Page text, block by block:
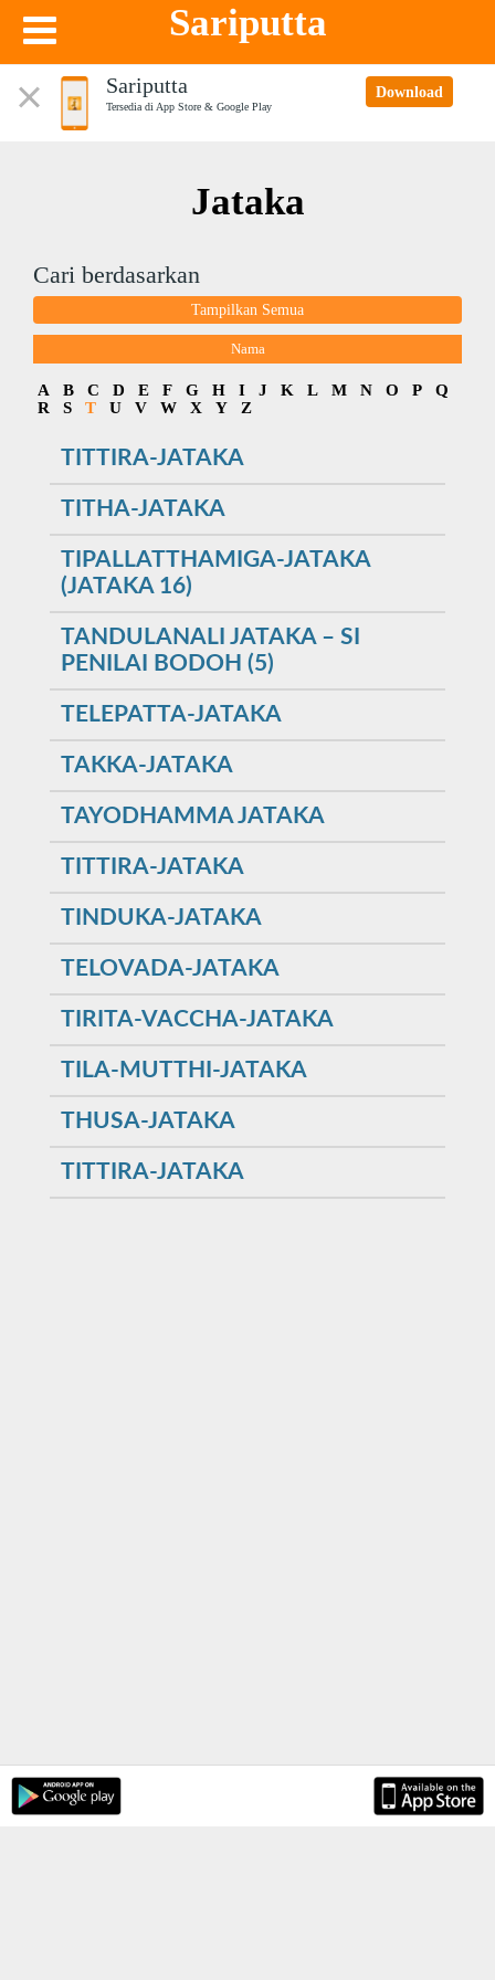
Sariputta
Sariputta
Tersedia di App Store & Google Play
Download
Jataka
Cari berdasarkan
Tampilkan Semua
Nama
A B C D E F G H I J K L M N O P
Q
R
S T U V W X Y Z
TITTIRA-JATAKA
TITHA-JATAKA
TIPALLATTHAMIGA-JATAKA
(JATAKA 16)
TANDULANALI JATAKA – SI
PENILAI BODOH (5)
TELEPATTA-JATAKA
TAKKA-JATAKA
TAYODHAMMA JATAKA
TITTIRA-JATAKA
TINDUKA-JATAKA
TELOVADA-JATAKA
TIRITA-VACCHA-JATAKA
TILA-MUTTHI-JATAKA
THUSA-JATAKA
TITTIRA-JATAKA